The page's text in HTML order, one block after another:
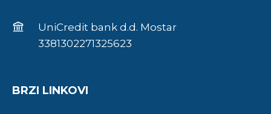
UniCredit bank d.d. Mostar
3381302271325623
BRZI LINKOVI